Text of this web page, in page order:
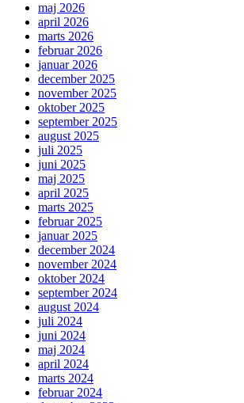
maj 2026
april 2026
marts 2026
februar 2026
januar 2026
december 2025
november 2025
oktober 2025
september 2025
august 2025
juli 2025
juni 2025
maj 2025
april 2025
marts 2025
februar 2025
januar 2025
december 2024
november 2024
oktober 2024
september 2024
august 2024
juli 2024
juni 2024
maj 2024
april 2024
marts 2024
februar 2024